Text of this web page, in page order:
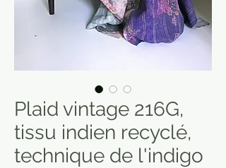
Plaid vintage 216G,
tissu indien recyclé,
technique de l'indigo